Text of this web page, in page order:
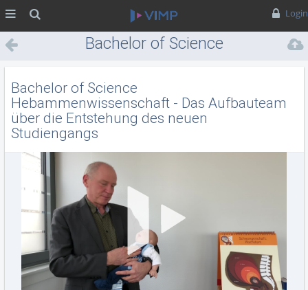
Login
Bachelor of Science
Hebammenwissenschaft -
Das Aufbauteam über die
Entstehung des neuen
Studiengangs
Bachelor of Science
Hebammenwissenschaft - Das Aufbauteam
über die Entstehung des neuen
Studiengangs